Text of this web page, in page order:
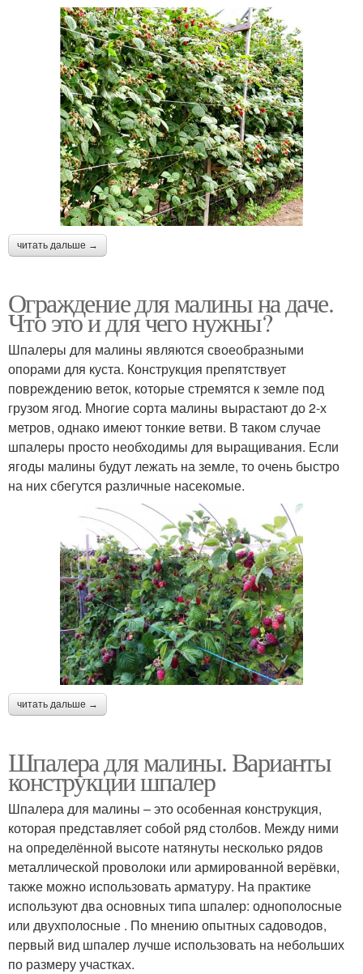
читать дальше →
Ограждение для малины на даче.
Что это и для чего нужны?
Шпалеры для малины являются своеобразными
опорами для куста. Конструкция препятствует
повреждению веток, которые стремятся к земле под
грузом ягод. Многие сорта малины вырастают до 2-х
метров, однако имеют тонкие ветви. В таком случае
шпалеры просто необходимы для выращивания. Если
ягоды малины будут лежать на земле, то очень быстро
на них сбегутся различные насекомые.
читать дальше →
Шпалера для малины. Варианты
конструкции шпалер
Шпалера для малины – это особенная конструкция,
которая представляет собой ряд столбов. Между ними
на определённой высоте натянуты несколько рядов
металлической проволоки или армированной верёвки,
также можно использовать арматуру. На практике
используют два основных типа шпалер: однополосные
или двухполосные . По мнению опытных садоводов,
первый вид шпалер лучше использовать на небольших
по размеру участках.